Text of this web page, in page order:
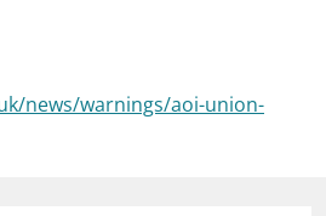
news/warnings/aoi-union-